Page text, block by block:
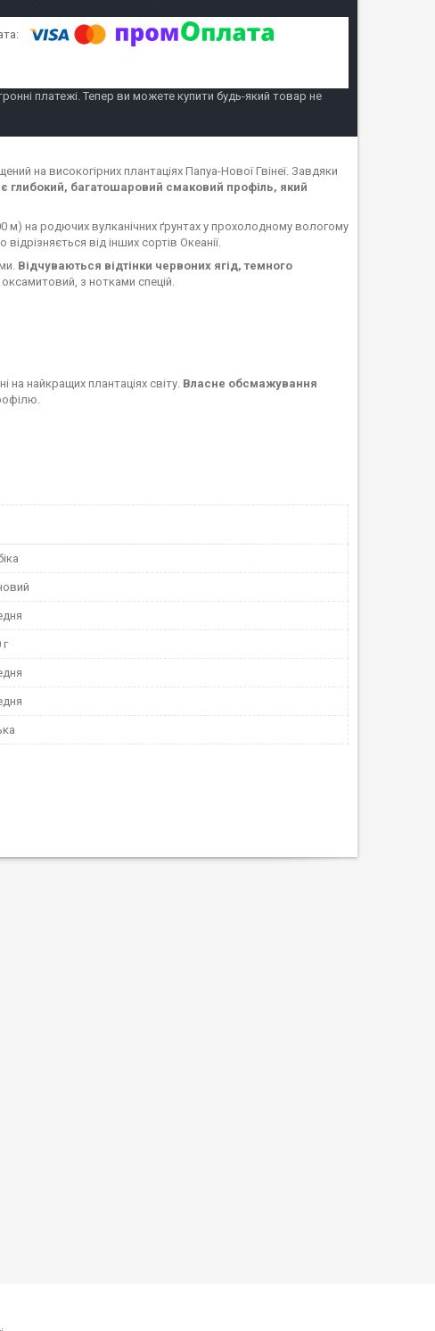
платежі. Тепер ви можете купити будь-який товар не
на високогірних плантаціях Папуа-Нової Гвінеї. Завдяки
глибокий, багатошаровий смаковий профіль, який
м) на родючих вулканічних ґрунтах у прохолодному вологому
від інших сортів Океанії.
Відчуваються відтінки червоних ягід, темного
з нотками спецій.
на найкращих плантаціях світу. Власне обсмажування
г